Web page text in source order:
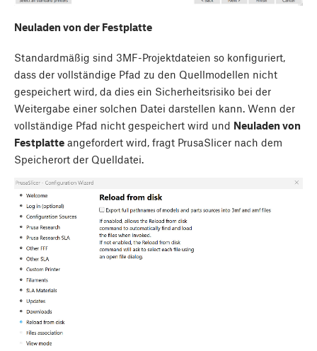
Neuladen von der Festplatte
Standardmäßig sind 3MF-Projektdateien so konfiguriert,
dass der vollständige Pfad zu den Quellmodellen nicht
gespeichert wird, da dies ein Sicherheitsrisiko bei der
Weitergabe einer solchen Datei darstellen kann. Wenn der
vollständige Pfad nicht gespeichert wird und Neuladen von
Festplatte angefordert wird, fragt PrusaSlicer nach dem
Speicherort der Quelldatei.